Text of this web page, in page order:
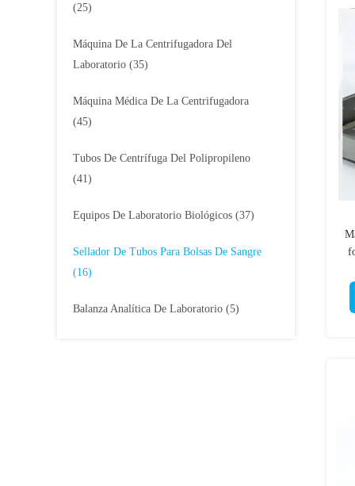
(25)
Máquina De La Centrifugadora Del
Laboratorio (35)
Máquina Médica De La Centrifugadora
(45)
Tubos De Centrífuga Del Polipropileno
(41)
Equipos De Laboratorio Biológicos (37)
Sellador De Tubos Para Bolsas De Sangre
(16)
Balanza Analítica De Laboratorio (5)